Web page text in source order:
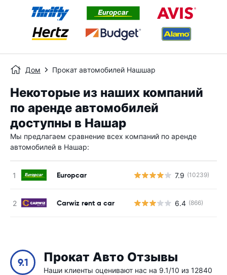
Дом Прокат автомобилей Нашшар
Некоторые из наших компаний
по аренде автомобилей
доступны в Нашар
Мы предлагаем сравнение всех компаний по аренде
автомобилей в Нашар:
Europcar 7.9 (10239)
Carwiz rent a car 6.4 (866)
9.1 Прокат Авто Отзывы
Наши клиенты оценивают нас на 9.1/10 из 12840